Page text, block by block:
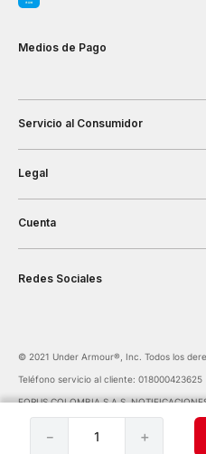
＋
－
Medios de Pago
Servicio al Consumidor
Legal
Cuenta
Redes Sociales
©️ 2021 Under Armour®️, Inc. Todos los
Teléfono servicio al cliente: 018000423625
FORUS COLOMBIA S.A.S.
notificaciones@forus.com.co
| Av.